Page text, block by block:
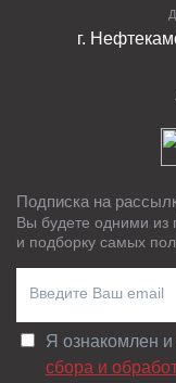
г.
Подписка на
Вы будете одними из
и подборку самых
Я ознакомлен и
сбора и